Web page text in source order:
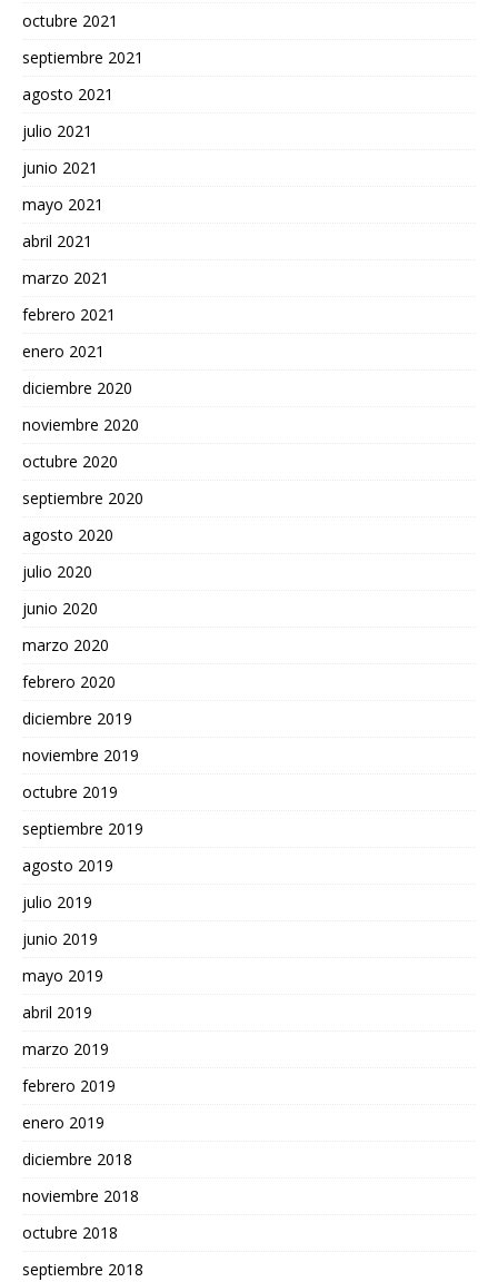
octubre 2021
septiembre 2021
agosto 2021
julio 2021
junio 2021
mayo 2021
abril 2021
marzo 2021
febrero 2021
enero 2021
diciembre 2020
noviembre 2020
octubre 2020
septiembre 2020
agosto 2020
julio 2020
junio 2020
marzo 2020
febrero 2020
diciembre 2019
noviembre 2019
octubre 2019
septiembre 2019
agosto 2019
julio 2019
junio 2019
mayo 2019
abril 2019
marzo 2019
febrero 2019
enero 2019
diciembre 2018
noviembre 2018
octubre 2018
septiembre 2018